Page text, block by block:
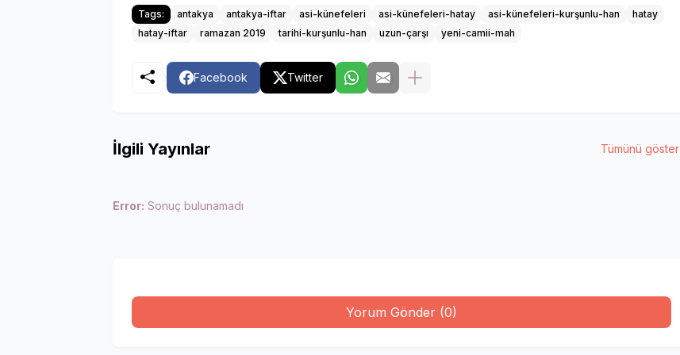
Tags: antakya antakya-iftar asi-künefeleri asi-künefeleri-hatay asi-künefeleri-kurşunlu-han
hatay
hatay-iftar
ramazan 2019 tarihi-kurşunlu-han uzun-çarşı yeni-camii-mah
Facebook Twitter
İlgili Yayınlar Tümünü göster
Error: Sonuç bulunamadı
Yorum Gönder (0)